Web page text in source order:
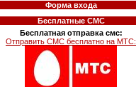
Форма входа
Бесплатные СМС
Бесплатная отправка смс:
Отправить СМС бесплатно на МТС: